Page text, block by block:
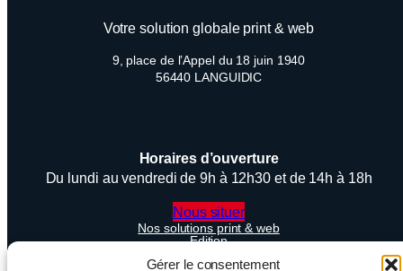
Gérer le consentement
Votre solution globale print & web
9, place de l’Appel du 18 juin 1940
56440 LANGUIDIC
Horaires d’ouverture
Du lundi au vendredi de 9h à 12h30 et de 14h à 18h
Nous situer
Nos solutions print & web
Edition
A propos